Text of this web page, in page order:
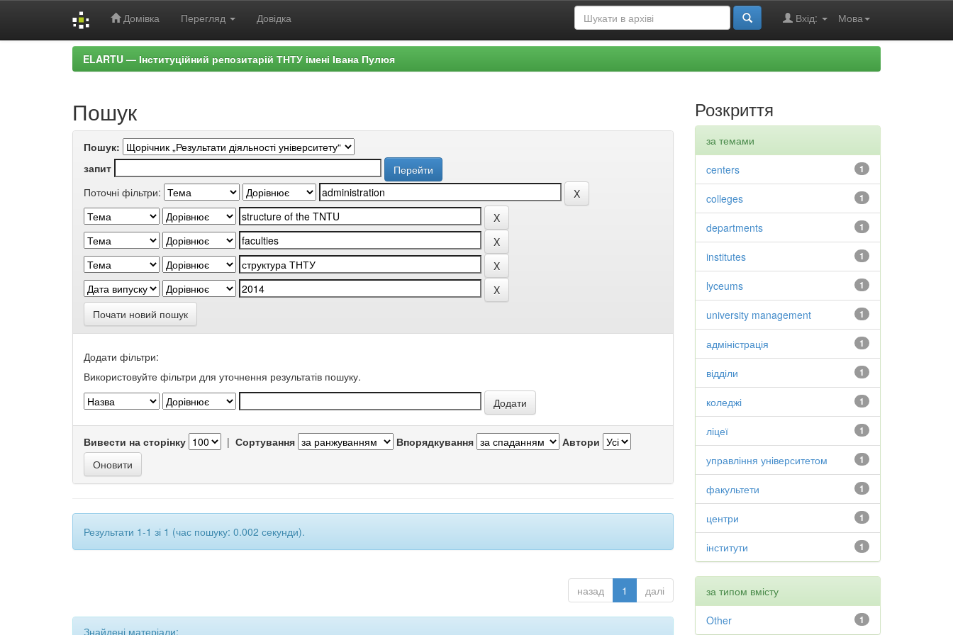
Домівка Перегляд Довідка Мова
Вхід:
ELARTU — Інституційний репозитарій ТНТУ імені Івана Пулюя
Пошук
Пошук:
запит
Поточні фільтри:
Почати новий пошук
Додати фільтри:
Використовуйте фільтри для уточнення результатів пошуку.
Вивести на сторінку | Сортування Впорядкування Автори
Результати 1-1 зі 1 (час пошуку: 0.002 секунди).
назад 1 далі
Знайдені матеріали:
Розкриття
за темами
1
centers
1
colleges
1
departments
1
institutes
1
lyceums
1
university management
1
адміністрація
1
відділи
1
коледжі
1
ліцеї
1
управління університетом
1
факультети
1
центри
1
інститути
за типом вмісту
1
Other